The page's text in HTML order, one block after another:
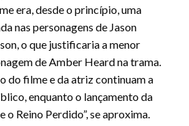
era, desde o princípio, uma
nas personagens de Jason
o que justificaria a menor
de Amber Heard na trama.
do filme e da atriz continuam a
enquanto o lançamento da
o Reino Perdido”, se aproxima.